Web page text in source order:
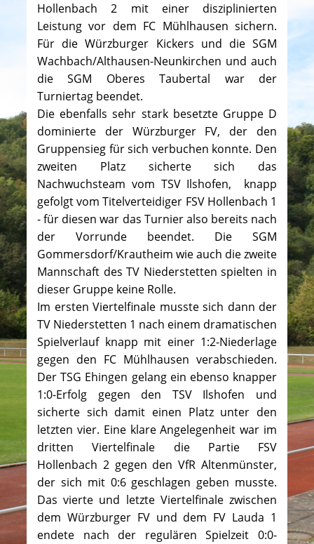
Hollenbach 2 mit einer disziplinierten
Leistung vor dem FC Mühlhausen sichern.
Für die Würzburger Kickers und die SGM
Wachbach/Althausen-Neunkirchen und auch
die SGM Oberes Taubertal war der
Turniertag beendet.
Die ebenfalls sehr stark besetzte Gruppe D
dominierte der Würzburger FV, der den
Gruppensieg für sich verbuchen konnte. Den
zweiten Platz sicherte sich das
Nachwuchsteam vom TSV Ilshofen, knapp
gefolgt vom Titelverteidiger FSV Hollenbach 1
- für diesen war das Turnier also bereits nach
der Vorrunde beendet. Die SGM
Gommersdorf/Krautheim wie auch die zweite
Mannschaft des TV Niederstetten spielten in
dieser Gruppe keine Rolle.
Im ersten Viertelfinale musste sich dann der
TV Niederstetten 1 nach einem dramatischen
Spielverlauf knapp mit einer 1:2-Niederlage
gegen den FC Mühlhausen verabschieden.
Der TSG Ehingen gelang ein ebenso knapper
1:0-Erfolg gegen den TSV Ilshofen und
sicherte sich damit einen Platz unter den
letzten vier. Eine klare Angelegenheit war im
dritten Viertelfinale die Partie FSV
Hollenbach 2 gegen den VfR Altenmünster,
der sich mit 0:6 geschlagen geben musste.
Das vierte und letzte Viertelfinale zwischen
dem Würzburger FV und dem FV Lauda 1
endete nach der regulären Spielzeit 0:0-